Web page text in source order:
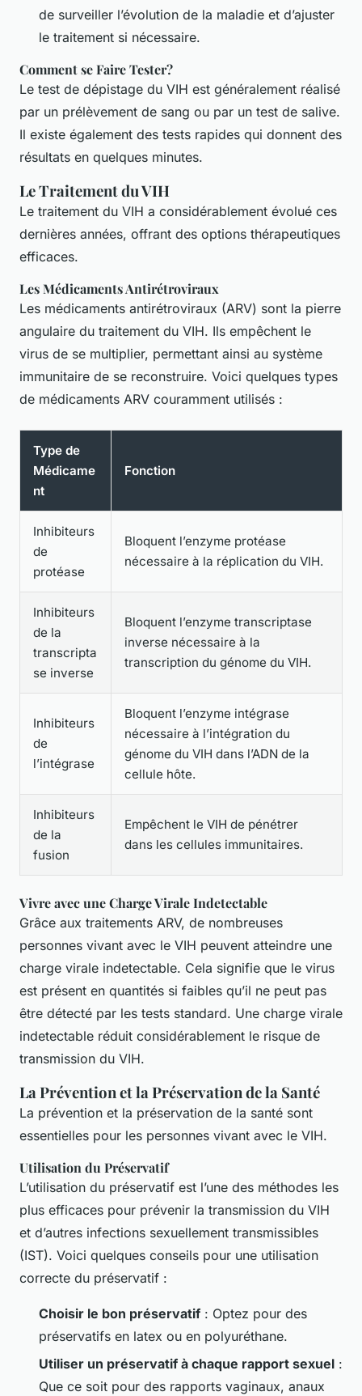
de surveiller l’évolution de la maladie et d’ajuster
le traitement si nécessaire.
Comment se Faire Tester?
Le test de dépistage du VIH est généralement réalisé
par un prélèvement de sang ou par un test de salive.
Il existe également des tests rapides qui donnent des
résultats en quelques minutes.
Le Traitement du VIH
Le traitement du VIH a considérablement évolué ces
dernières années, offrant des options thérapeutiques
efficaces.
Les Médicaments Antirétroviraux
Les médicaments antirétroviraux (ARV) sont la pierre
angulaire du traitement du VIH. Ils empêchent le
virus de se multiplier, permettant ainsi au système
immunitaire de se reconstruire. Voici quelques types
de médicaments ARV couramment utilisés :
Type de
Médicame
nt
Fonction
Inhibiteurs
de
protéase
Bloquent l’enzyme protéase
nécessaire à la réplication du VIH.
Inhibiteurs
de la
transcripta
se inverse
Bloquent l’enzyme transcriptase
inverse nécessaire à la
transcription du génome du VIH.
Inhibiteurs
de
l’intégrase
Bloquent l’enzyme intégrase
nécessaire à l’intégration du
génome du VIH dans l’ADN de la
cellule hôte.
Inhibiteurs
de la
fusion
Empêchent le VIH de pénétrer
dans les cellules immunitaires.
Vivre avec une Charge Virale Indetectable
Grâce aux traitements ARV, de nombreuses
personnes vivant avec le VIH peuvent atteindre une
charge virale indetectable. Cela signifie que le virus
est présent en quantités si faibles qu’il ne peut pas
être détecté par les tests standard. Une charge virale
indetectable réduit considérablement le risque de
transmission du VIH.
La Prévention et la Préservation de la Santé
La prévention et la préservation de la santé sont
essentielles pour les personnes vivant avec le VIH.
Utilisation du Préservatif
L’utilisation du préservatif est l’une des méthodes les
plus efficaces pour prévenir la transmission du VIH
et d’autres infections sexuellement transmissibles
(IST). Voici quelques conseils pour une utilisation
correcte du préservatif :
Choisir le bon préservatif : Optez pour des
préservatifs en latex ou en polyuréthane.
Utiliser un préservatif à chaque rapport sexuel :
Que ce soit pour des rapports vaginaux, anaux